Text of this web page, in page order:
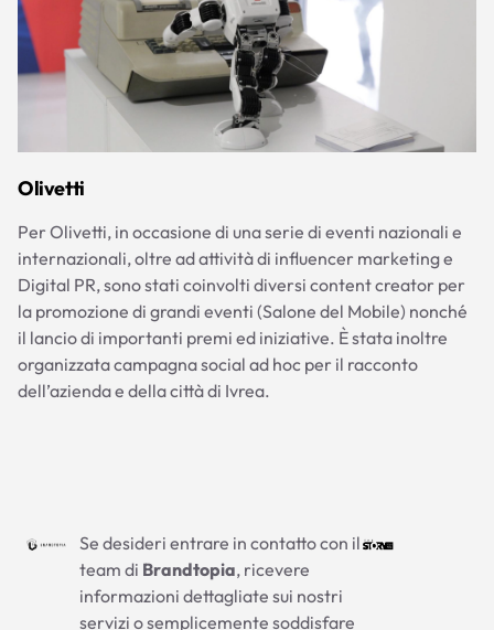
Olivetti
Per Olivetti, in occasione di una serie di eventi nazionali e
internazionali, oltre ad attività di influencer marketing e
Digital PR, sono stati coinvolti diversi content creator per
la promozione di grandi eventi (Salone del Mobile) nonché
il lancio di importanti premi ed iniziative. È stata inoltre
organizzata campagna social ad hoc per il racconto
dell’azienda e della città di Ivrea.
Se desideri entrare in contatto con il
team di Brandtopia, ricevere
informazioni dettagliate sui nostri
servizi o semplicemente soddisfare